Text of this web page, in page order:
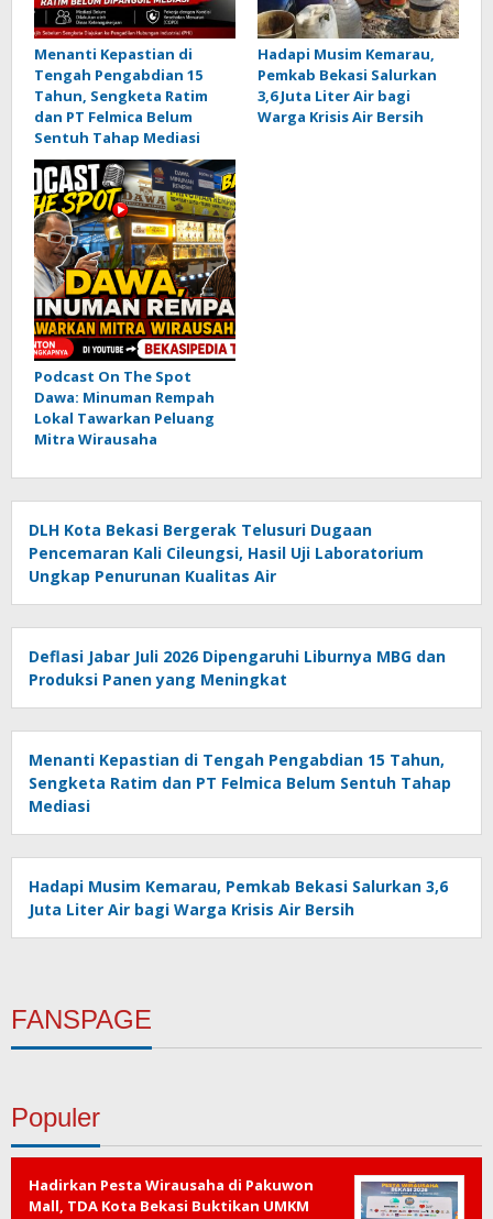
Menanti Kepastian di
Tengah Pengabdian 15
Tahun, Sengketa Ratim
dan PT Felmica Belum
Sentuh Tahap Mediasi
Hadapi Musim Kemarau,
Pemkab Bekasi Salurkan
3,6 Juta Liter Air bagi
Warga Krisis Air Bersih
Podcast On The Spot
Dawa: Minuman Rempah
Lokal Tawarkan Peluang
Mitra Wirausaha
DLH Kota Bekasi Bergerak Telusuri Dugaan
Pencemaran Kali Cileungsi, Hasil Uji Laboratorium
Ungkap Penurunan Kualitas Air
Deflasi Jabar Juli 2026 Dipengaruhi Liburnya MBG dan
Produksi Panen yang Meningkat
Menanti Kepastian di Tengah Pengabdian 15 Tahun,
Sengketa Ratim dan PT Felmica Belum Sentuh Tahap
Mediasi
Hadapi Musim Kemarau, Pemkab Bekasi Salurkan 3,6
Juta Liter Air bagi Warga Krisis Air Bersih
FANSPAGE
Populer
Hadirkan Pesta Wirausaha di Pakuwon
Mall, TDA Kota Bekasi Buktikan UMKM